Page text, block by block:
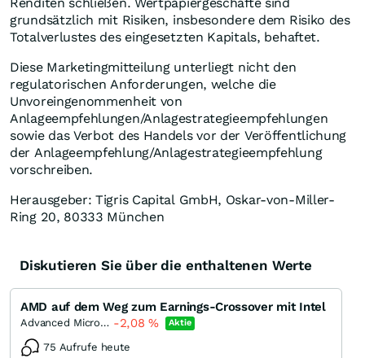
grundsätzlich mit Risiken, insbesondere dem Risiko des
Totalverlustes des eingesetzten Kapitals, behaftet.
Diese Marketingmitteilung unterliegt nicht den
regulatorischen Anforderungen, welche die
Unvoreingenommenheit von
Anlageempfehlungen/Anlagestrategieempfehlungen
sowie das Verbot des Handels vor der Veröffentlichung
der Anlageempfehlung/Anlagestrategieempfehlung
vorschreiben.
Herausgeber: Tigris Capital GmbH, Oskar-von-Miller-
Ring 20, 80333 München
Diskutieren Sie über die enthaltenen Werte
AMD auf dem Weg zum Earnings-Crossover mit Intel
Advanced Micro Devices -2,08% Aktie
75 Aufrufe heute